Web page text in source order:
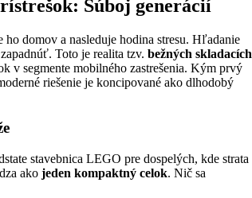
Súboj generácií
domov a nasleduje hodina stresu. Hľadanie
Toto je realita tzv. bežných skladacích
v segmente mobilného zastrešenia. Kým prvý
riešenie je koncipované ako dlhodobý
stavebnica LEGO pre dospelých, kde strata
ako jeden kompaktný celok. Nič sa